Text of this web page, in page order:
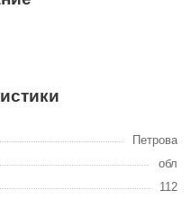
Петрова
обл
112